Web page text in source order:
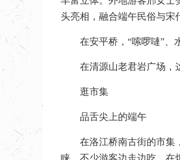
头亮相，融合端午民俗与宋
在安平桥，“嗦啰嗹”、
在清源山老君岩广场，
逛市集
品舌尖上的端午
在洛江桥南古街的市集
睐，不少游客边走边吃，在